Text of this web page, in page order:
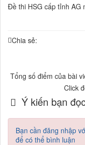
Đề thi HSG cấp tỉnh AG
Chia sẻ:
Tổng số điểm của bài
Click
Ý kiến bạn
Bạn cần đăng nhập
để có thể bình luận